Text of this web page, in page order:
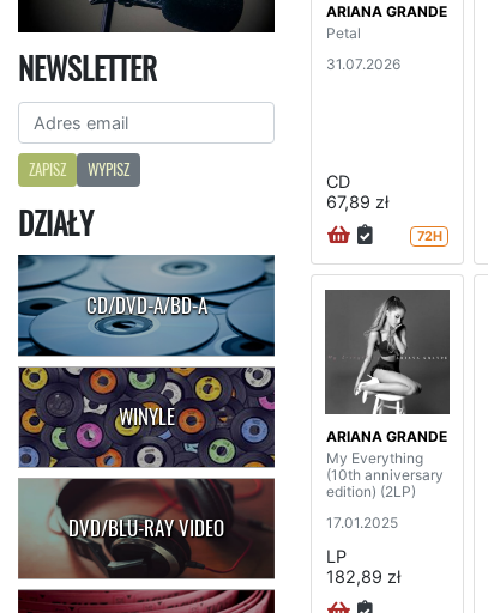
NEWSLETTER
ZAPISZ WYPISZ
DZIAŁY
CD/DVD-A/BD-A
WINYLE
DVD/BLU-RAY VIDEO
ARIANA GRANDE
Petal
31.07.2026
CD
67,89 zł
72H
ARIANA GRANDE
My Everything
(10th anniversary
edition) (2LP)
17.01.2025
LP
182,89 zł